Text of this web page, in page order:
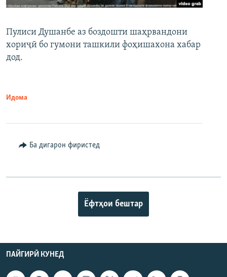
Пулиси Душанбе аз боздошти шаҳрвандони
хориҷӣ бо гумони ташкили фоҳишахона хабар
дод.
Идома
Ба дигарон фиристед
Ёфтҳои бештар
ПАЙГИРӢ КУНЕД